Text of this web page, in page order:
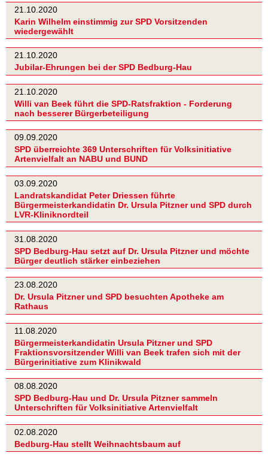
21.10.2020
Karin Wilhelm einstimmig zur SPD Vorsitzenden
wiedergewählt
21.10.2020
Jubilar-Ehrungen bei der SPD Bedburg-Hau
21.10.2020
Willi van Beek führt die SPD-Ratsfraktion - Forderung
nach besserer Bürgerbeteiligung
09.09.2020
SPD überreichte 369 Unterschriften für Volksinitiative
Artenvielfalt an NABU und BUND
03.09.2020
Landratskandidat Peter Driessen führte
Bürgermeisterkandidatin Dr. Ursula Pitzner und SPD durch
LVR-Kliniknordteil
31.08.2020
SPD Bedburg-Hau setzt auf Dr. Ursula Pitzner und möchte
Bürger deutlich stärker einbeziehen
23.08.2020
Dr. Ursula Pitzner und SPD besuchten Apotheke am
Rathaus
11.08.2020
Bürgermeisterkandidatin Ursula Pitzner und SPD
Fraktionsvorsitzender Willi van Beek trafen sich mit der
Bürgerinitiative zum Klinikwald
08.08.2020
SPD Bedburg-Hau und Dr. Ursula Pitzner sammeln
Unterschriften für Volksinitiative Artenvielfalt
02.08.2020
Bedburg-Hau stellt Weihnachtsbaum auf